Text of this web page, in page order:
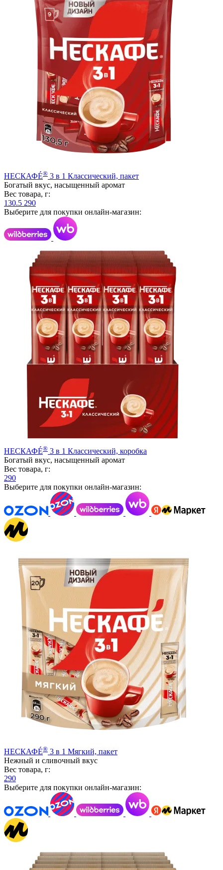
НЕСКАФÉ® 3 в 1 Классический, пакет
Богатый вкус, насыщенный аромат
Вес товара, г:
130.5 290
Выберите для покупки онлайн-магазин:
НЕСКАФÉ® 3 в 1 Классический, коробка
Богатый вкус, насыщенный аромат
Вес товара, г:
290
Выберите для покупки онлайн-магазин:
НЕСКАФÉ® 3 в 1 Мягкий, пакет
Нежный и сливочный вкус
Вес товара, г:
290
Выберите для покупки онлайн-магазин: